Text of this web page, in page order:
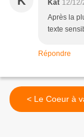
Kat 12/
Après la
texte
Répondre
< Le Coeur à